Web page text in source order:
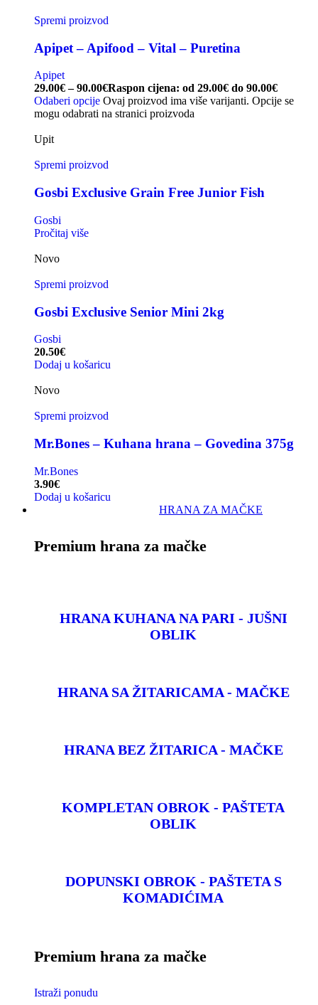
Spremi proizvod
Apipet – Apifood – Vital – Puretina
Apipet
29.00€ – 90.00€Raspon cijena: od 29.00€ do 90.00€
Odaberi opcije Ovaj proizvod ima više varijanti. Opcije se
mogu odabrati na stranici proizvoda
Upit
Spremi proizvod
Gosbi Exclusive Grain Free Junior Fish
Gosbi
Pročitaj više
Novo
Spremi proizvod
Gosbi Exclusive Senior Mini 2kg
Gosbi
20.50€
Dodaj u košaricu
Novo
Spremi proizvod
Mr.Bones – Kuhana hrana – Govedina 375g
Mr.Bones
3.90€
Dodaj u košaricu
HRANA ZA MAČKE
Premium hrana za mačke
HRANA KUHANA NA PARI - JUŠNI
OBLIK
HRANA SA ŽITARICAMA - MAČKE
HRANA BEZ ŽITARICA - MAČKE
KOMPLETAN OBROK - PAŠTETA
OBLIK
DOPUNSKI OBROK - PAŠTETA S
KOMADIĆIMA
Premium hrana za mačke
Istraži ponudu